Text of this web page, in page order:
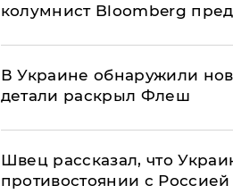
колумнист Bloomberg
В Украине обнаружили
детали раскрыл Флеш
Швец рассказал, что
противостоянии с Россией